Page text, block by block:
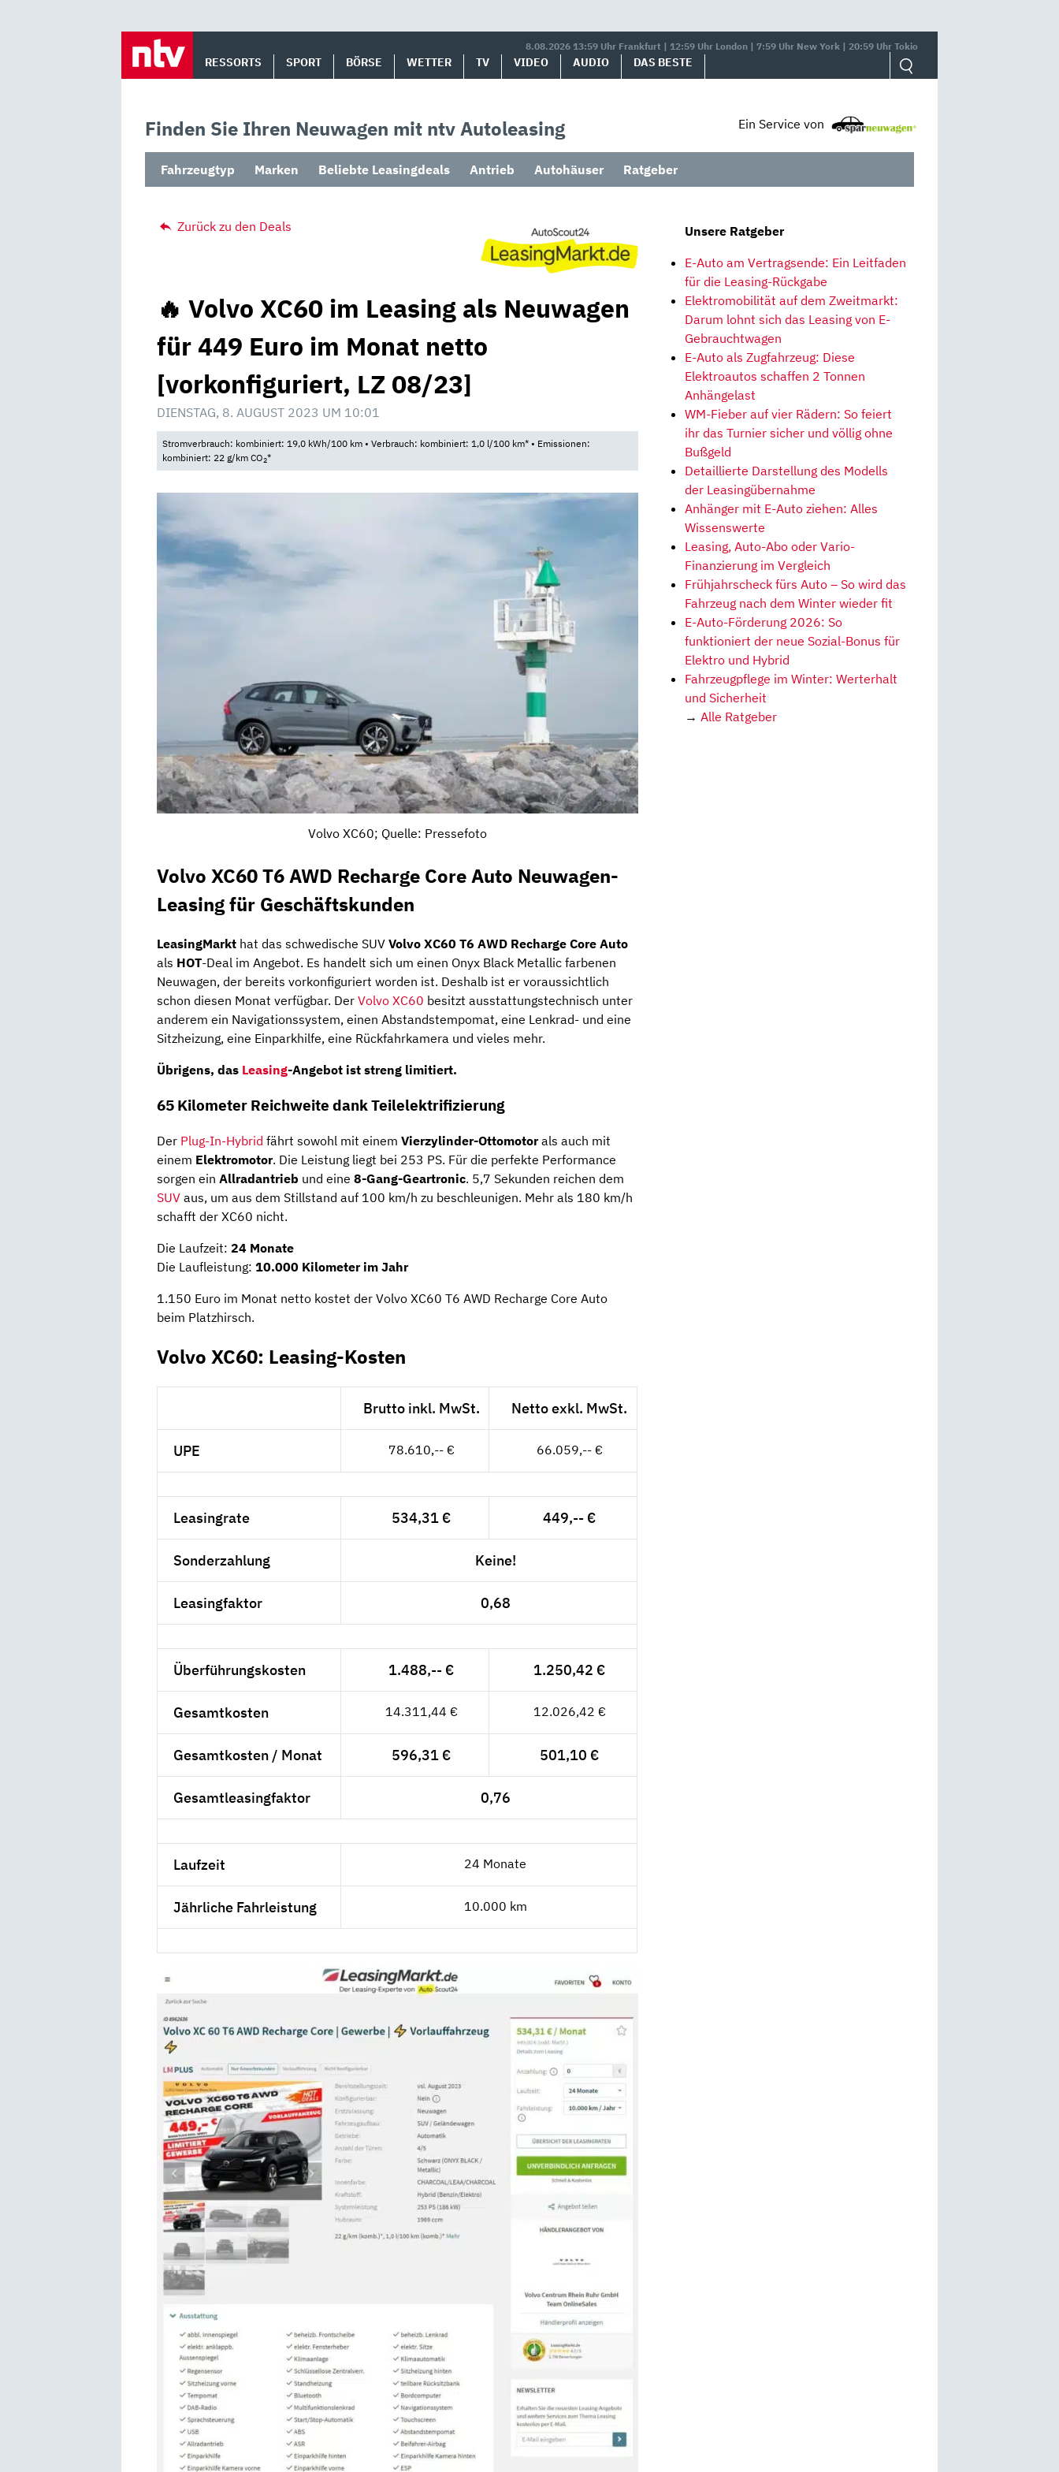
8.08.2026 13:59 Uhr Frankfurt | 12:59 Uhr London | 7:59 Uhr New York | 20:59 Uhr Tokio
RESSORTS SPORT BÖRSE WETTER TV VIDEO AUDIO DAS BESTE
Finden Sie Ihren Neuwagen mit ntv Autoleasing Ein Service von
Fahrzeugtyp Marken Beliebte Leasingdeals Antrieb Autohäuser Ratgeber
Zurück zu den Deals
🔥 Volvo XC60 im Leasing als Neuwagen
für 449 Euro im Monat netto
[vorkonfiguriert, LZ 08/23]
DIENSTAG, 8. AUGUST 2023 UM 10:01
Stromverbrauch: kombiniert: 19,0 kWh/100 km • Verbrauch: kombiniert: 1,0 l/100 km* • Emissionen:
kombiniert: 22 g/km CO2*
Volvo XC60; Quelle: Pressefoto
Volvo XC60 T6 AWD Recharge Core Auto Neuwagen-
Leasing für Geschäftskunden
LeasingMarkt hat das schwedische SUV Volvo XC60 T6 AWD Recharge Core Auto
als HOT-Deal im Angebot. Es handelt sich um einen Onyx Black Metallic farbenen
Neuwagen, der bereits vorkonfiguriert worden ist. Deshalb ist er voraussichtlich
schon diesen Monat verfügbar. Der Volvo XC60 besitzt ausstattungstechnisch unter
anderem ein Navigationssystem, einen Abstandstempomat, eine Lenkrad- und eine
Sitzheizung, eine Einparkhilfe, eine Rückfahrkamera und vieles mehr.
Übrigens, das Leasing-Angebot ist streng limitiert.
65 Kilometer Reichweite dank Teilelektrifizierung
Der Plug-In-Hybrid fährt sowohl mit einem Vierzylinder-Ottomotorals auch mit
einem Elektromotor. Die Leistung liegt bei 253 PS. Für die perfekte Performance
sorgen ein Allradantrieb und eine 8-Gang-Geartronic. 5,7 Sekunden reichen dem
SUV aus, um aus dem Stillstand auf 100 km/h zu beschleunigen. Mehr als 180 km/h
schafft der XC60 nicht.
Die Laufzeit: 24 Monate
Die Laufleistung: 10.000 Kilometer im Jahr
1.150 Euro im Monat netto kostet der Volvo XC60 T6 AWD Recharge Core Auto
beim Platzhirsch.
Volvo XC60: Leasing-Kosten
Brutto inkl. MwSt. Netto exkl. MwSt.
UPE 78.610,-- € 66.059,-- €
Leasingrate 534,31 € 449,-- €
Sonderzahlung Keine!
Leasingfaktor 0,68
Überführungskosten 1.488,-- € 1.250,42 €
Gesamtkosten 14.311,44 € 12.026,42 €
Gesamtkosten / Monat 596,31 € 501,10 €
Gesamtleasingfaktor 0,76
Laufzeit 24 Monate
Jährliche Fahrleistung 10.000 km
Unsere Ratgeber
E-Auto am Vertragsende: Ein Leitfaden
für die Leasing-Rückgabe
Elektromobilität auf dem Zweitmarkt:
Darum lohnt sich das Leasing von E-
Gebrauchtwagen
E-Auto als Zugfahrzeug: Diese
Elektroautos schaffen 2 Tonnen
Anhängelast
WM-Fieber auf vier Rädern: So feiert
ihr das Turnier sicher und völlig ohne
Bußgeld
Detaillierte Darstellung des Modells
der Leasingübernahme
Anhänger mit E-Auto ziehen: Alles
Wissenswerte
Leasing, Auto-Abo oder Vario-
Finanzierung im Vergleich
Frühjahrscheck fürs Auto – So wird das
Fahrzeug nach dem Winter wieder fit
E-Auto-Förderung 2026: So
funktioniert der neue Sozial-Bonus für
Elektro und Hybrid
Fahrzeugpflege im Winter: Werterhalt
und Sicherheit
→ Alle Ratgeber